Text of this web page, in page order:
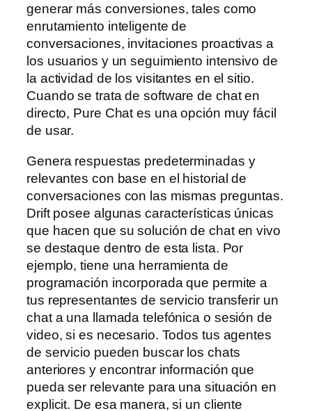
generar más conversiones, tales como
enrutamiento inteligente de
conversaciones, invitaciones proactivas a
los usuarios y un seguimiento intensivo de
la actividad de los visitantes en el sitio.
Cuando se trata de software de chat en
directo, Pure Chat es una opción muy fácil
de usar.
Genera respuestas predeterminadas y
relevantes con base en el historial de
conversaciones con las mismas preguntas.
Drift posee algunas características únicas
que hacen que su solución de chat en vivo
se destaque dentro de esta lista. Por
ejemplo, tiene una herramienta de
programación incorporada que permite a
tus representantes de servicio transferir un
chat a una llamada telefónica o sesión de
video, si es necesario. Todos tus agentes
de servicio pueden buscar los chats
anteriores y encontrar información que
pueda ser relevante para una situación en
explicit. De esa manera, si un cliente